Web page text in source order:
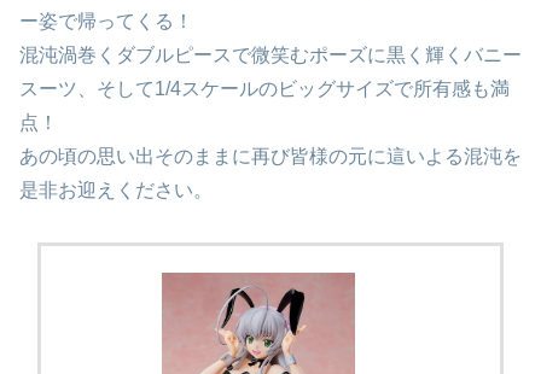
ー姿で帰ってくる！
混沌渦巻くダブルピースで微笑むポーズに黒く輝くバニー
スーツ、そして1/4スケールのビッグサイズで所有感も満
点！
あの頃の思い出そのままに再び皆様の元に這いよる混沌を
是非お迎えください。